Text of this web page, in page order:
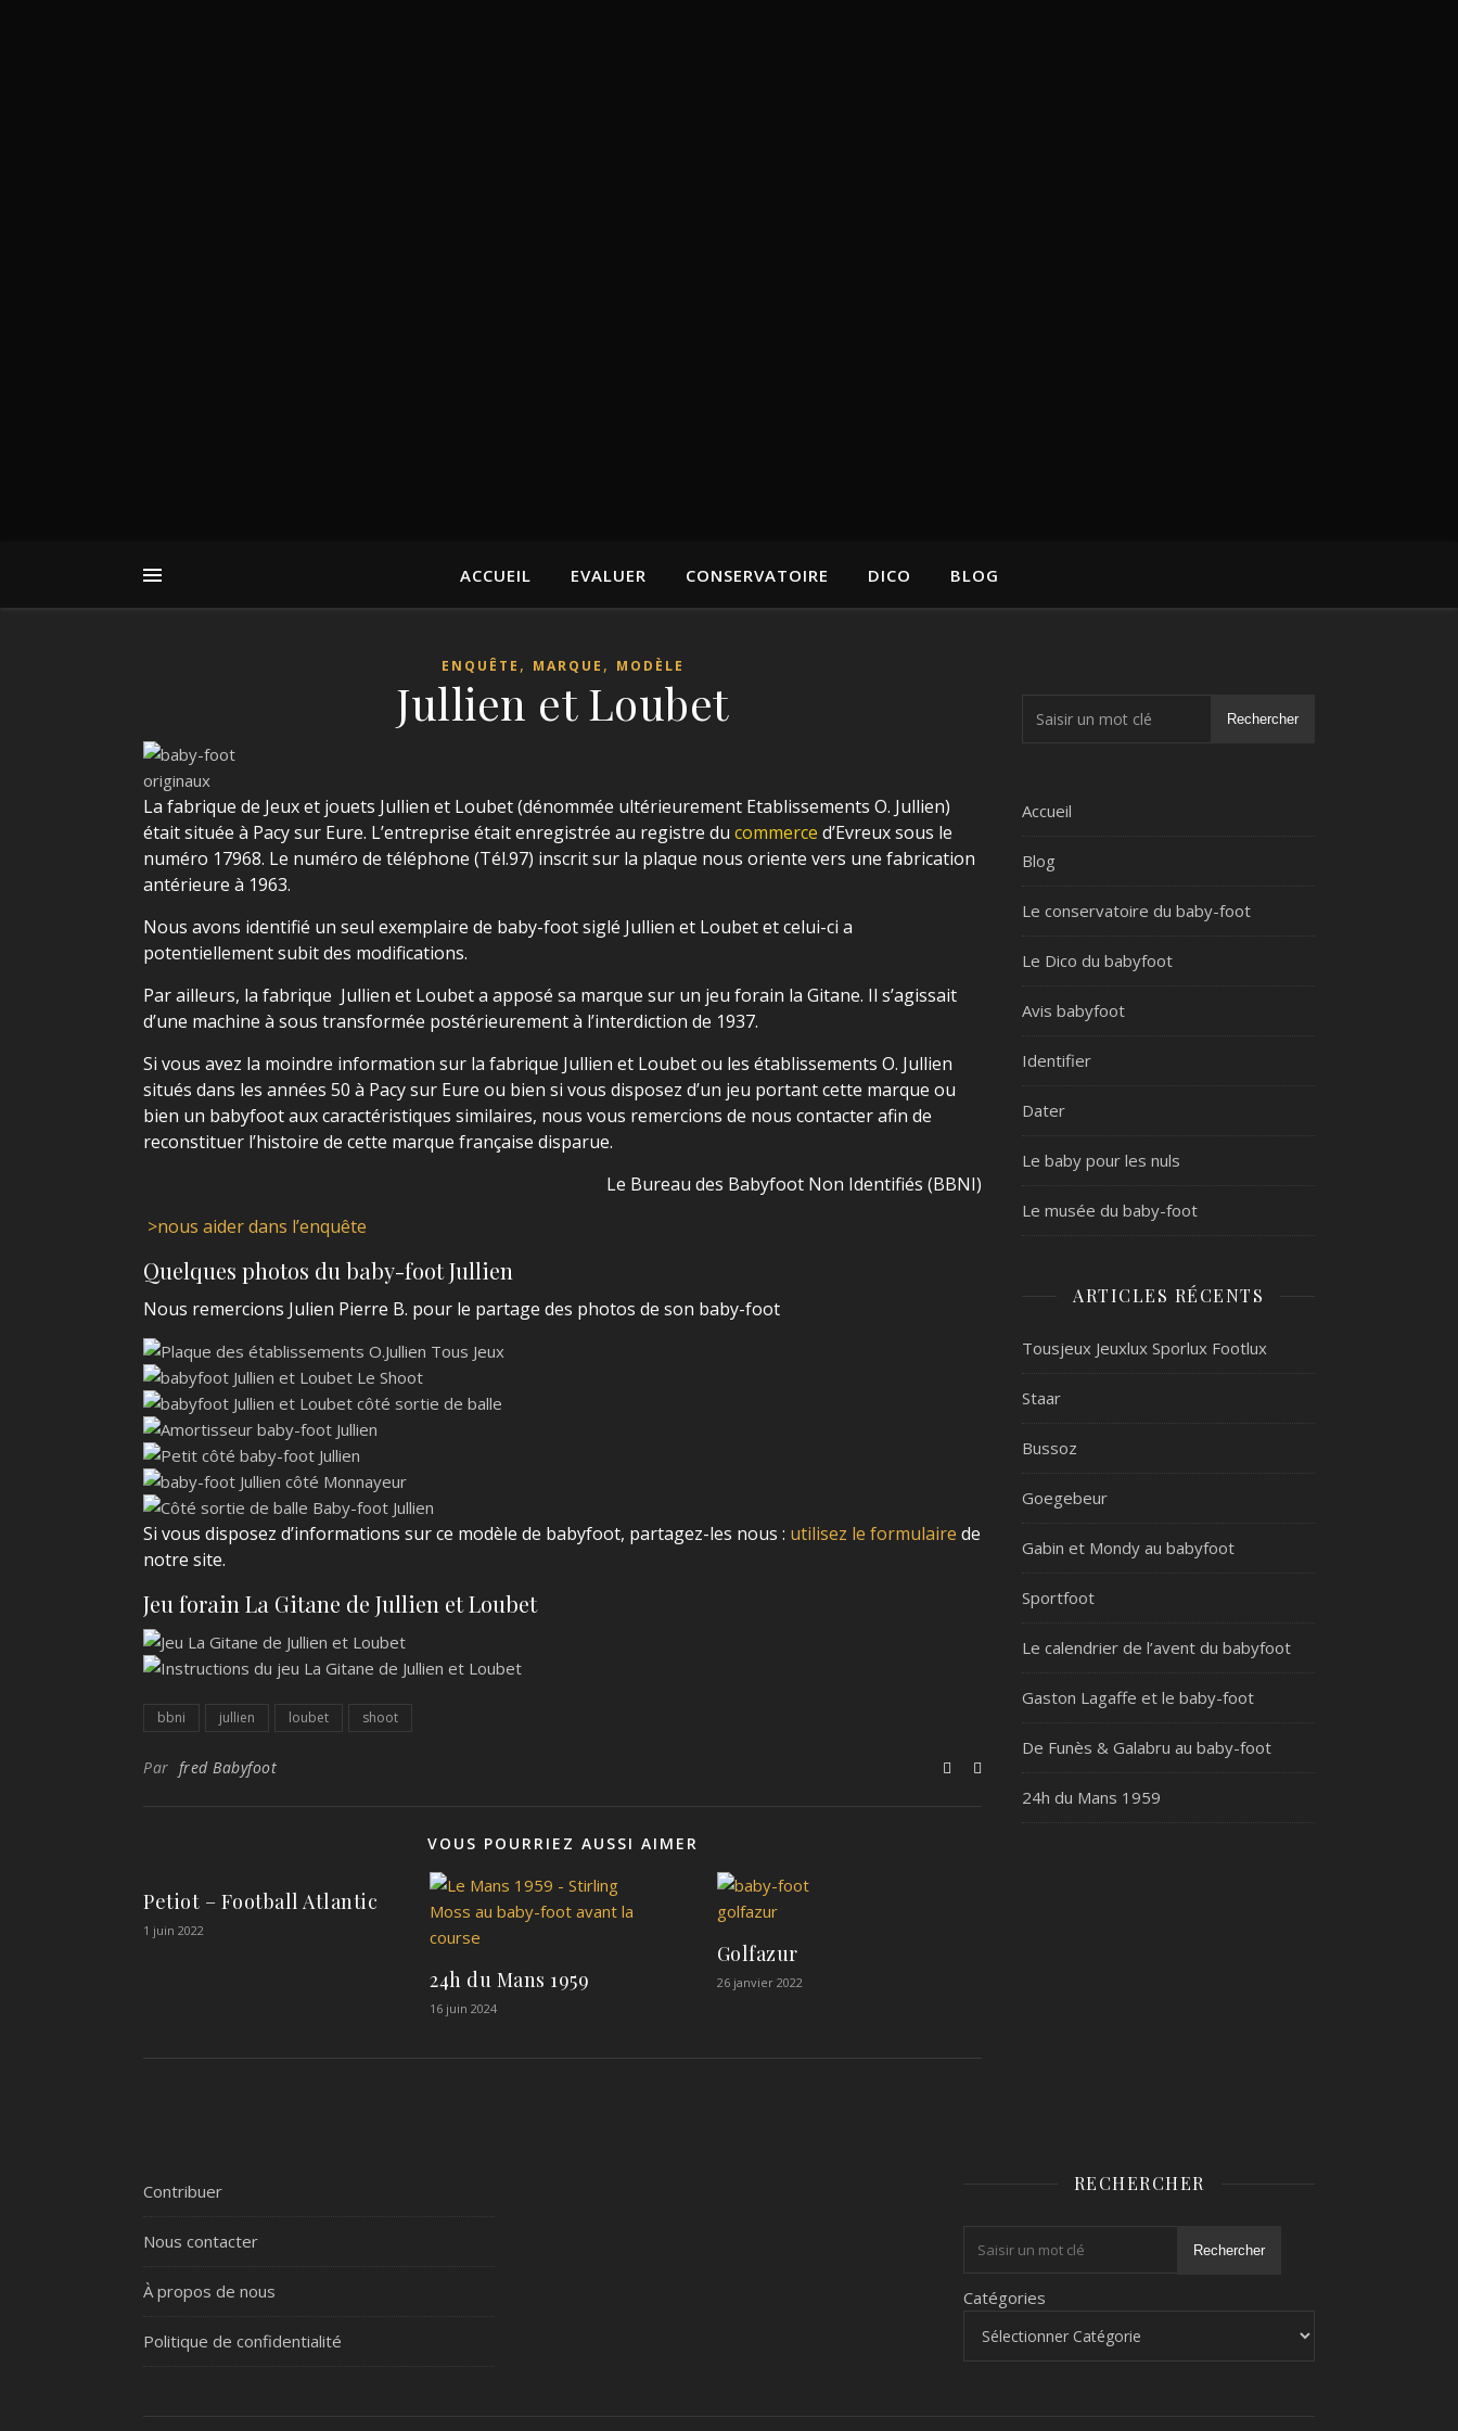
ACCUEIL EVALUER CONSERVATOIRE DICO BLOG
ENQUÊTE , MARQUE , MODÈLE
Jullien et Loubet
La fabrique de Jeux et jouets Jullien et Loubet (dénommée ultérieurement Etablissements O. Jullien)
était située à Pacy sur Eure. L’entreprise était enregistrée au registre du commerce d’Evreux sous le
numéro 17968. Le numéro de téléphone (Tél.97) inscrit sur la plaque nous oriente vers une fabrication
antérieure à 1963.
Nous avons identifié un seul exemplaire de baby-foot siglé Jullien et Loubet et celui-ci a
potentiellement subit des modifications.
Par ailleurs, la fabrique Jullien et Loubet a apposé sa marque sur un jeu forain la Gitane. Il s’agissait
d’une machine à sous transformée postérieurement à l’interdiction de 1937.
Si vous avez la moindre information sur la fabrique Jullien et Loubet ou les établissements O. Jullien
situés dans les années 50 à Pacy sur Eure ou bien si vous disposez d’un jeu portant cette marque ou
bien un babyfoot aux caractéristiques similaires, nous vous remercions de nous contacter afin de
reconstituer l’histoire de cette marque française disparue.
Le Bureau des Babyfoot Non Identifiés (BBNI)
>nous aider dans l’enquête
Quelques photos du baby-foot Jullien
Nous remercions Julien Pierre B. pour le partage des photos de son baby-foot
Si vous disposez d’informations sur ce modèle de babyfoot, partagez-les nous : utilisez le formulaire de
notre site.
Jeu forain La Gitane de Jullien et Loubet
bbni jullien loubet shoot
Par fred Babyfoot
VOUS POURRIEZ AUSSI AIMER
Petiot – Football Atlantic
1 juin 2022
24h du Mans 1959
16 juin 2024
Golfazur
26 janvier 2022
Rechercher
Accueil
Blog
Le conservatoire du baby-foot
Le Dico du babyfoot
Avis babyfoot
Identifier
Dater
Le baby pour les nuls
Le musée du baby-foot
ARTICLES RÉCENTS
Tousjeux Jeuxlux Sporlux Footlux
Staar
Bussoz
Goegebeur
Gabin et Mondy au babyfoot
Sportfoot
Le calendrier de l’avent du babyfoot
Gaston Lagaffe et le baby-foot
De Funès & Galabru au baby-foot
24h du Mans 1959
Contribuer
Nous contacter
À propos de nous
Politique de confidentialité
RECHERCHER
Rechercher
Catégories